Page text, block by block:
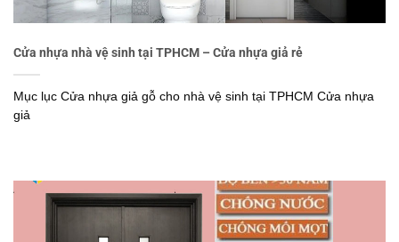
Cửa nhựa nhà vệ sinh tại TPHCM – Cửa nhựa giả rẻ
Mục lục Cửa nhựa giả gỗ cho nhà vệ sinh tại TPHCM Cửa nhựa
giả